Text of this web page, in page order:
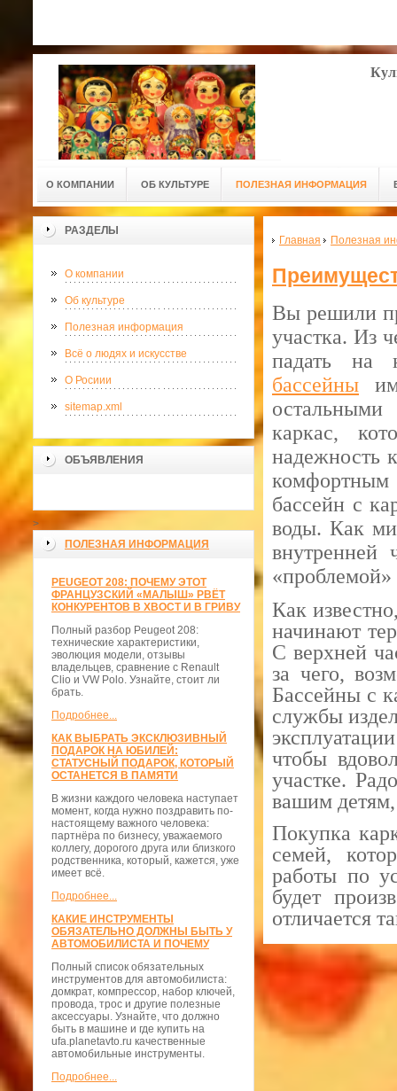
О КОМПАНИИ ОБ КУЛЬТУРЕ ПОЛЕЗНАЯ ИНФОРМАЦИЯ
РАЗДЕЛЫ
О компании
Об культуре
Полезная информация
Всё о людях и искусстве
О Росиии
sitemap.xml
ОБЪЯВЛЕНИЯ
>
ПОЛЕЗНАЯ ИНФОРМАЦИЯ
PEUGEOT 208: ПОЧЕМУ ЭТОТ
ФРАНЦУЗСКИЙ «МАЛЫШ» РВЁТ
КОНКУРЕНТОВ В ХВОСТ И В ГРИВУ
Полный разбор Peugeot 208:
технические характеристики,
эволюция модели, отзывы
владельцев, сравнение с Renault
Clio и VW Polo. Узнайте, стоит ли
брать.
Подробнее...
КАК ВЫБРАТЬ ЭКСКЛЮЗИВНЫЙ
ПОДАРОК НА ЮБИЛЕЙ:
СТАТУСНЫЙ ПОДАРОК, КОТОРЫЙ
ОСТАНЕТСЯ В ПАМЯТИ
В жизни каждого человека наступает
момент, когда нужно поздравить по-
настоящему важного человека:
партнёра по бизнесу, уважаемого
коллегу, дорогого друга или близкого
родственника, который, кажется, уже
имеет всё.
Подробнее...
КАКИЕ ИНСТРУМЕНТЫ
ОБЯЗАТЕЛЬНО ДОЛЖНЫ БЫТЬ У
АВТОМОБИЛИСТА И ПОЧЕМУ
Полный список обязательных
инструментов для автомобилиста:
домкрат, компрессор, набор ключей,
провода, трос и другие полезные
аксессуары. Узнайте, что должно
быть в машине и где купить на
ufa.planetavto.ru качественные
автомобильные инструменты.
Подробнее...
Главная Полезная
Вы решили
участка. Из
падать на
бассейны
каркас,
надежность
бассейн с
воды. Как
внутренней
«проблемой»
Как
начинают
С верхней
за чего,
Бассейны с
службы
чтобы
участке.
вашим детям,
Покупка
семей,
работы по
будет
отличается